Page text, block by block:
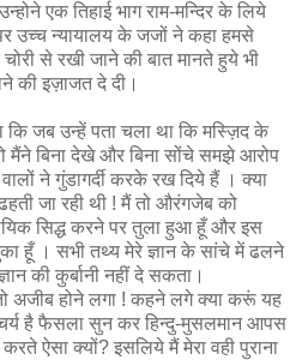
एक तिहाई भाग राम-मन्दिर के लिये
उच्च न्यायालय के जजों ने कहा हमसे
चोरी से रखी जाने की बात मानते हुये भी
की इज़ाजत दे दी।
कि जब उन्हें पता चला था कि मस्ज़िद के
मैंने बिना देखे और बिना सोंचे समझे आरोप
ने गुंडागर्दी करके रख दिये हैं । क्या
जा रही थी ! मैं तो औरंगजेब को
सिद्ध करने पर तुला हुआ हूँ और इस
हूँ । सभी तथ्य मेरे ज्ञान के सांचे में ढलने
की कुर्बानी नहीं दे सकता।
अजीब होने लगा ! कहने लगे क्या करूं यह
है फैसला सुन कर हिन्दु-मुसलमान आपस
ऐसा क्यों? इसलिये मैं मेरा वही पुराना